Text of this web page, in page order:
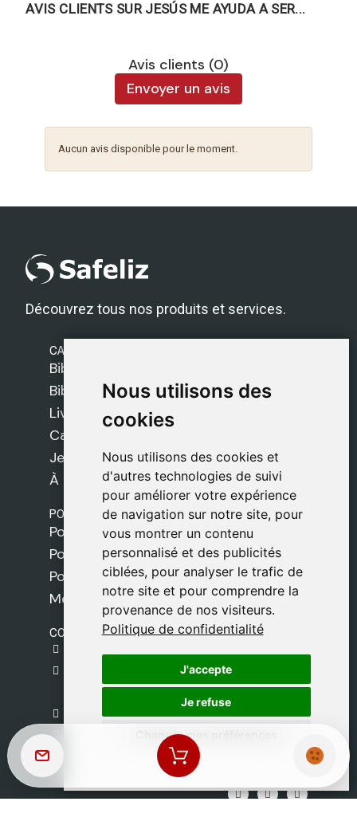
Nous utilisons des
cookies
Nous utilisons des cookies et
d'autres technologies de suivi
pour améliorer votre expérience
de navigation sur notre site, pour
vous montrer un contenu
personnalisé et des publicités
ciblées, pour analyser le trafic de
notre site et pour comprendre la
provenance de nos visiteurs.
Politique de confidentialité
J'accepte
Je refuse
Changer mes préférences
Nous utilisons des
cookies
Nous utilisons des cookies et
d'autres technologies de suivi
pour améliorer votre expérience
de navigation sur notre site, pour
vous montrer un contenu
personnalisé et des publicités
ciblées, pour analyser le trafic de
notre site et pour comprendre la
provenance de nos visiteurs.
Politique de confidentialité
J'accepte
Je refuse
Changer mes préférences
AVIS CLIENTS SUR JESÚS ME AYUDA A SER...
Avis clients (0)
Envoyer un avis
Aucun avis disponible pour le moment.
Découvrez tous nos produits et services.
CATÉGORIES
Bibles Safeliz
Bibles
Livres
Cadeaux
Jeux
À propos de nous
POLITIQUES
Politique de livraison
Politique de cookies
Politique de confidentialité
Mentions légales
CONTACT
C. del Pradillo, 6, 28770 Colmenar Viejo,
Madrid
+34 918 459 877